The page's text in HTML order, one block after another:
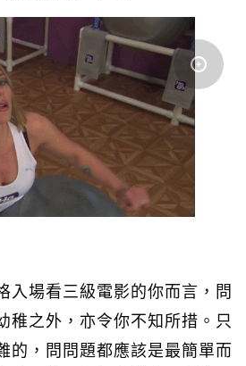
入場看三級電影的你而言，問
稚之外，亦令你不知所措。只
的，問問題都應該是最簡單而